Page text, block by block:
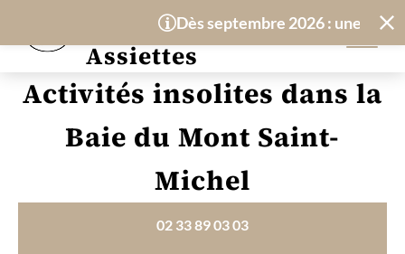
Dès septembre 2026 : une
Hôtel-Restaurant
Les Treize
Assiettes
Activités insolites dans la
Baie du Mont Saint-
Michel
02 33 89 03 03